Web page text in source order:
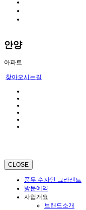
안양
아파트
찾아오시는길
CLOSE
풍무 수자인 그라센트
방문예약
사업개요
브랜드소개